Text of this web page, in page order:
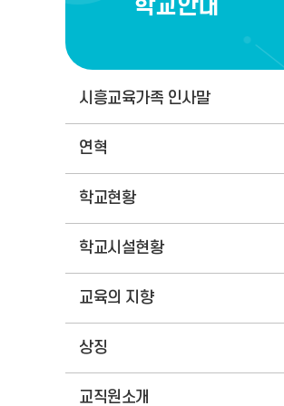
학교안내
시흥교육가족 인사말
연혁
학교현황
학교시설현황
교육의 지향
상징
교직원소개